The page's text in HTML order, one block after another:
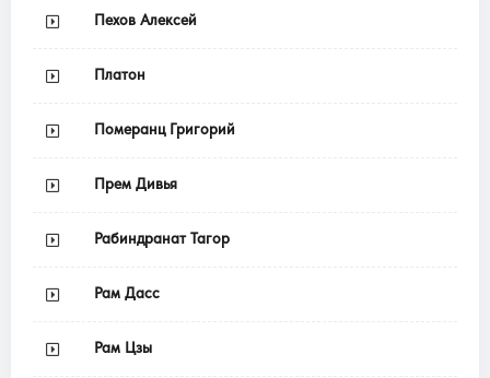
Пехов Алексей
Платон
Померанц Григорий
Прем Дивья
Рабиндранат Тагор
Рам Дасс
Рам Цзы